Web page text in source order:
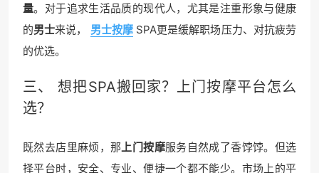
量。对于追求生活品质的现代人，尤其是注重形象与健康
的男士来说， 男士按摩 SPA更是缓解职场压力、对抗疲劳
的优选。
三、 想把SPA搬回家？上门按摩平台怎么
选？
既然去店里麻烦，那 上门按摩服务自然成了香饽饽。但选
择平台时，安全、专业、便捷一个都不能少。市场上的平